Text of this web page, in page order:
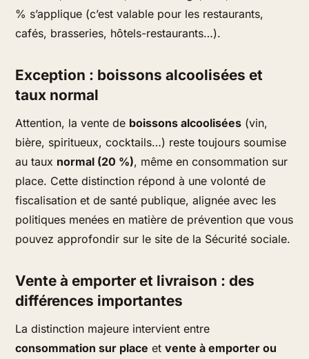
% s’applique (c’est valable pour les restaurants,
cafés, brasseries, hôtels-restaurants…).
Exception : boissons alcoolisées et
taux normal
Attention, la vente de boissons alcoolisées (vin,
bière, spiritueux, cocktails…) reste toujours soumise
au taux normal (20 %), même en consommation sur
place. Cette distinction répond à une volonté de
fiscalisation et de santé publique, alignée avec les
politiques menées en matière de prévention que vous
pouvez approfondir sur le site de la Sécurité sociale.
Vente à emporter et livraison : des
différences importantes
La distinction majeure intervient entre
consommation sur place etvente à emporter ou